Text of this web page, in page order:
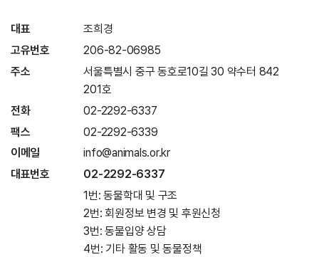
대표
조희경
고유번호
206-82-06985
주소
서울특별시 중구 동호로10길 30 약수터 842
201호
전화
02-2292-6337
팩스
02-2292-6339
이메일
info@animals.or.kr
대표번호
02-2292-6337
1번: 동물학대 및 구조
2번: 회원정보 변경 및 후원신청
3번: 동물입양 상담
4번: 기타 활동 및 동물정책